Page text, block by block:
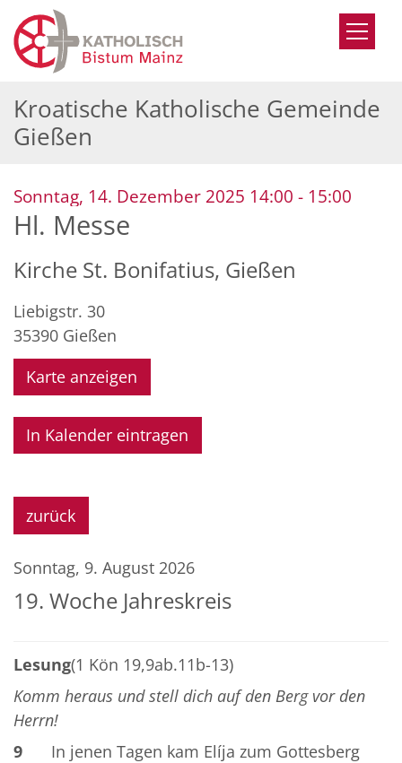
Zum Inhalt springen
Kroatische Katholische Gemeinde
Gießen
Sonntag, 14. Dezember 2025 14:00 - 15:00
Hl. Messe
Kirche St. Bonifatius, Gießen
Liebigstr. 30
35390 Gießen
Karte anzeigen
In Kalender eintragen
zurück
Sonntag, 9. August 2026
19. Woche Jahreskreis
Lesung(1 Kön 19,9ab.11b-13)
Komm heraus und stell dich auf den Berg vor den
Herrn!
9
In jenen Tagen kam Elíja zum Gottesberg